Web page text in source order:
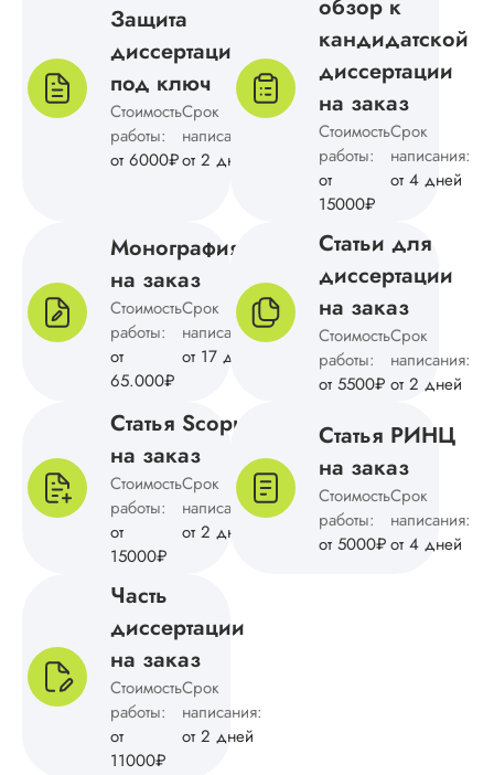
Защита
диссертации
под ключ
Стоимость
работы:
от 6000₽
Срок
написания:
от 2 дней
обзор к
кандидатской
диссертации
на заказ
Стоимость
работы:
от
15000₽
Срок
написания:
от 4 дней
Монография
на заказ
Стоимость
работы:
от
65.000₽
Срок
написания:
от 17 дней
Статьи для
диссертации
на заказ
Стоимость
работы:
от 5500₽
Срок
написания:
от 2 дней
Статья Scopus
на заказ
Стоимость
работы:
от
15000₽
Срок
написания:
от 2 дней
Статья РИНЦ
на заказ
Стоимость
работы:
от 5000₽
Срок
написания:
от 4 дней
Часть
диссертации
на заказ
Стоимость
работы:
от
11000₽
Срок
написания:
от 2 дней
Вид работы:
диссертация
Дата:2024-11-03
Автор выполнил
кандидатскую
диссертацию по
физике на твердую
«четвертку». Мне
подходящие
исследования,
разработали ход
действий над
поставленной
проблемой,
выполнили все
оформили по
требованиям гост.
недостатков – ...
Читать полный